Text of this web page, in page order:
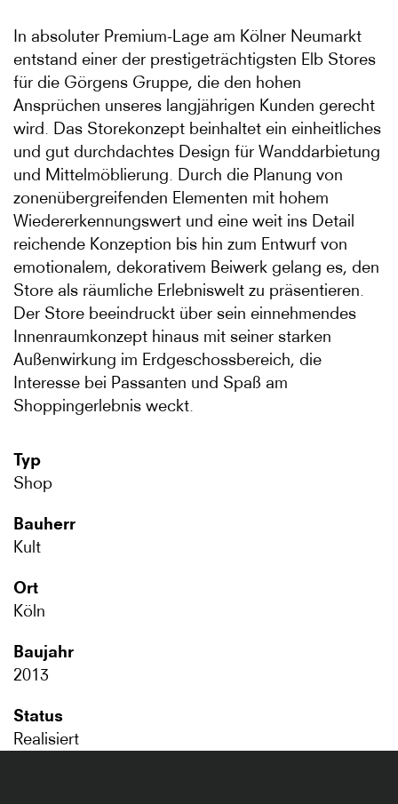
In absoluter Premium-Lage am Kölner Neumarkt
entstand einer der prestigeträchtigsten Elb Stores
für die Görgens Gruppe, die den hohen
Ansprüchen unseres langjährigen Kunden gerecht
wird. Das Storekonzept beinhaltet ein einheitliches
und gut durchdachtes Design für Wanddarbietung
und Mittelmöblierung. Durch die Planung von
zonenübergreifenden Elementen mit hohem
Wiedererkennungswert und eine weit ins Detail
reichende Konzeption bis hin zum Entwurf von
emotionalem, dekorativem Beiwerk gelang es, den
Store als räumliche Erlebniswelt zu präsentieren.
Der Store beeindruckt über sein einnehmendes
Innenraumkonzept hinaus mit seiner starken
Außenwirkung im Erdgeschossbereich, die
Interesse bei Passanten und Spaß am
Shoppingerlebnis weckt.
Typ
Shop
Bauherr
Kult
Ort
Köln
Baujahr
2013
Status
Realisiert